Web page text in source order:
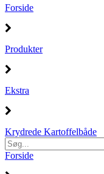
Forside
Produkter
Ekstra
Krydrede Kartoffelbåde
Forside